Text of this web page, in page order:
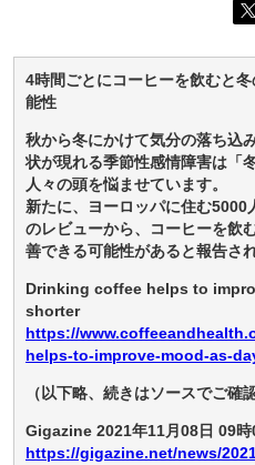
4時間ごとにコーヒーを飲むと
能性
秋から冬にかけて気分の落ち込
状が現れる季節性感情障害は「
人々の頭を悩ませています。
新たに、ヨーロッパに住む5000
のレビューから、コーヒーを飲
善できる可能性があると報告さ
Drinking coffee helps to
shorter
https://
helps-to-improve-mood-as-
（以下略、続きはソースでご確
Gigazine 2021年11月08日 09時
https://gigazine.net/news/